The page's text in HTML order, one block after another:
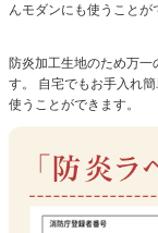
んモダンにも使うことが
防炎加工生地のため万一
す。
自宅でもお手入れ
使うことができます。